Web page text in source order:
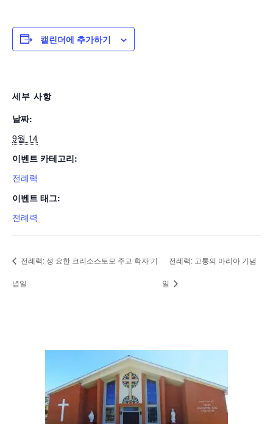
캘린더에 추가하기
세부 사항
날짜:
9월 14
이벤트 카테고리:
전례력
이벤트 태그:
전례력
전례력: 성 요한 크리소스토모 주교 학자 기
념일
전례력: 고통의 마리아 기념
일